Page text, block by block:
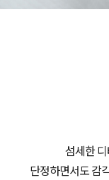
섬세한
단정하면서도 감